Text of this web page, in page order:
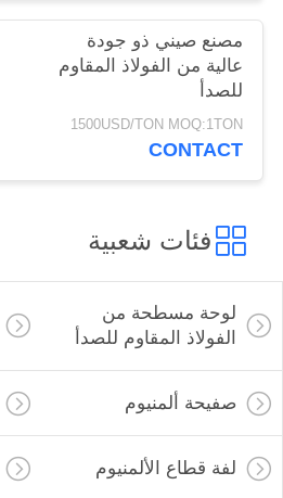
مصنع صيني ذو جودة
عالية من الفولاذ المقاوم
للصدأ
1500USD/TON MOQ:1TON
CONTACT
فئات شعبية
لوحة مسطحة من
الفولاذ المقاوم للصدأ
صفيحة ألمنيوم
لفة قطاع الألمنيوم